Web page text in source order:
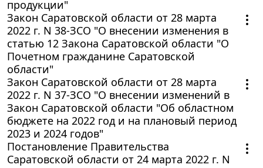
продукции"
Закон Саратовской области от 28 марта
2022 г. N 38-ЗСО "О внесении изменения в
статью 12 Закона Саратовской области "О
Почетном гражданине Саратовской
области"
Закон Саратовской области от 28 марта
2022 г. N 37-ЗСО "О внесении изменений в
Закон Саратовской области "Об областном
бюджете на 2022 год и на плановый период
2023 и 2024 годов"
Постановление Правительства
Саратовской области от 24 марта 2022 г. N